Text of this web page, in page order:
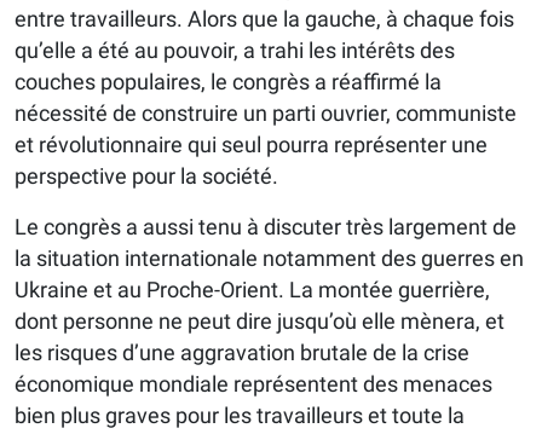
entre travailleurs. Alors que la gauche, à chaque fois
qu’elle a été au pouvoir, a trahi les intérêts des
couches populaires, le congrès a réaffirmé la
nécessité de construire un parti ouvrier, communiste
et révolutionnaire qui seul pourra représenter une
perspective pour la société.
Le congrès a aussi tenu à discuter très largement de
la situation internationale notamment des guerres en
Ukraine et au Proche-Orient. La montée guerrière,
dont personne ne peut dire jusqu’où elle mènera, et
les risques d’une aggravation brutale de la crise
économique mondiale représentent des menaces
bien plus graves pour les travailleurs et toute la